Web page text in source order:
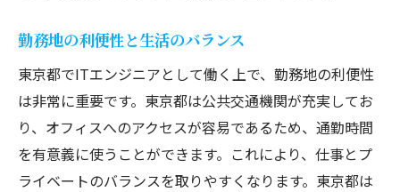
勤務地の利便性と生活のバランス
東京都でITエンジニアとして働く上で、勤務地の利便性
は非常に重要です。東京都は公共交通機関が充実してお
り、オフィスへのアクセスが容易であるため、通勤時間
を有意義に使うことができます。これにより、仕事とプ
ライベートのバランスを取りやすくなります。東京都は